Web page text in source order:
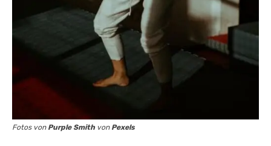
Fotos von Purple Smithvon Pexels